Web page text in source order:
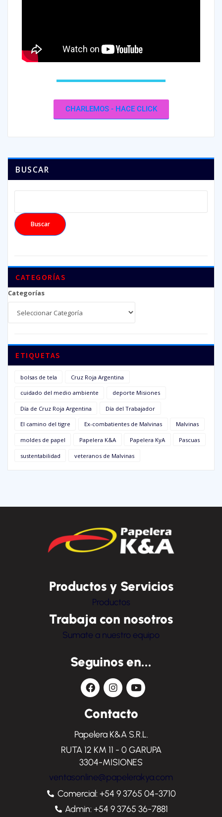
CHARLEMOS - HACE CLICK
BUSCAR
Buscar
CATEGORÍAS
Categorías
ETIQUETAS
bolsas de tela Cruz Roja Argentina
cuidado del medio ambiente deporte Misiones
Día de Cruz Roja Argentina Día del Trabajador
El camino del tigre Ex-combatientes de Malvinas Malvinas
moldes de papel Papelera K&A Papelera KyA Pascuas
sustentabilidad veteranos de Malvinas
Productos y Servicios
Productos
Trabaja con nosotros
Sumate a nuestro equipo
Seguinos en...
Contacto
Papelera K&A S.R.L.
RUTA 12 KM 11 - 0 GARUPA
3304-MISIONES
ventasonline@papelerakya.com
Comercial: +54 9 3765 04-3710
Admin: +54 9 3765 36-7881